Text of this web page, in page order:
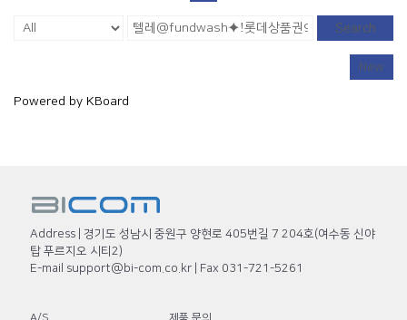
Search
New
Powered by KBoard
Address | 경기도 성남시 중원구 양현로 405번길 7 204호(여수동 신야
탑 푸르지오 시티2)
E-mail support@bi-com.co.kr | Fax 031-721-5261